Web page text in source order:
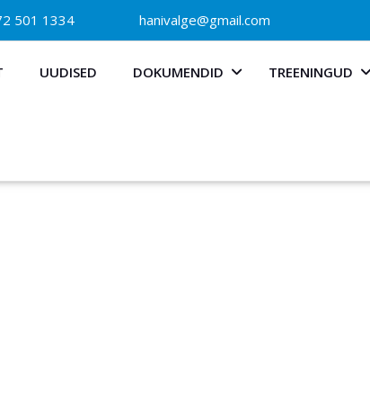
501 1334 hanivalge@gmail.com
UUDISED DOKUMENDID TREENINGUD